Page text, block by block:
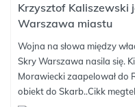
Krzysztof Kaliszewski
Warszawa miastu
Wojna na słowa między
Skry Warszawa nasila się.
Morawiecki zaapelował do
obiekt do Skarb..Cikk